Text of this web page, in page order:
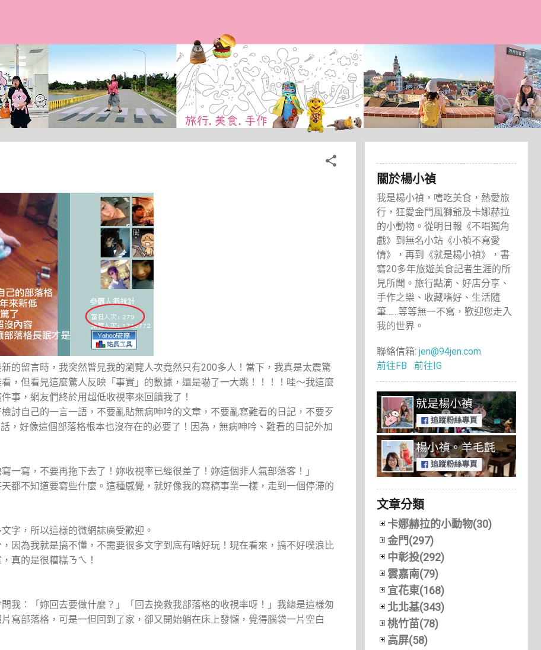
的留言時，我突然瞥見我的瀏覽人次竟然只有200多人！當下，我真是太震驚
，但看見這麼驚人反映「事實」的數據，還是嚇了一大跳！！！！哇～我這麼
事，網友們終於用超低收視率來回饋我了！
討自己的一言一語，不要亂貼無病呻吟的文章，不要亂寫難看的日記，不要歹
，好像這個部落格根本也沒存在的必要了！因為，無病呻吟、難看的日記外加
一寫，不要再拖下去了！妳收視率已經很差了！妳這個非人氣部落客！」
都不知道要寫些什麼。這種感覺，就好像我的寫稿事業一樣，走到一個停滯的
字，所以這樣的微網誌廣受歡迎。
因為我就是搞不懂，不需要很多文字到底有啥好玩！現在看來，搞不好噗浪比
真的是很糟糕ㄋㄟ！
我：「妳回去要做什麼？」「回去挽救我部落格的收視率呀！」我總是這樣匆
寫部落格，可是一但回到了家，卻又開始躺在床上發懶，覺得腦袋一片空白
關於楊小禎
我是楊小禎，嗜吃美食，熱愛旅
行，狂愛金門風獅爺及卡娜赫拉
的小動物。從明日報《不唱獨角
戲》到無名小站《小禎不寫愛
情》，再到《就是楊小禎》，書
寫20多年旅遊美食記者生涯的所
見所聞。旅行點滴、好店分享、
手作之樂、收藏嗜好、生活隨
筆……等等無一不寫，歡迎您走入
我的世界。
聯絡信箱: jen@94jen.com
前往FB
前往IG
文章分類
卡娜赫拉的小動物(30)
金門(297)
中彰投(292)
雲嘉南(79)
宜花東(168)
北北基(343)
桃竹苗(78)
高屏(58)